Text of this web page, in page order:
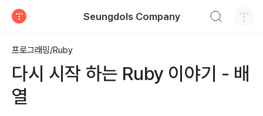
Seungdols Company
프로그래밍/Ruby
다시 시작 하는 Ruby 이야기 - 배
열